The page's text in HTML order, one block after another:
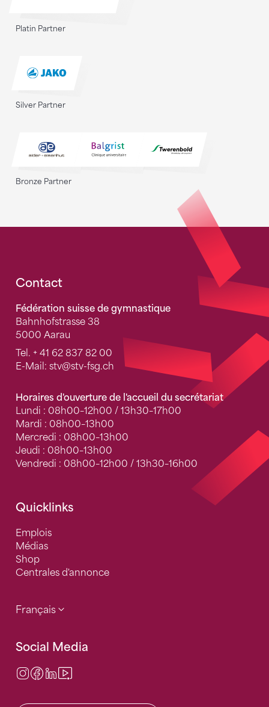
Platin Partner
Silver Partner
Bronze Partner
Fusszeile
Contact
Fédération suisse de gymnastique
Bahnhofstrasse 38
5000 Aarau
Tel. + 41 62 837 82 00
E-Mail: stv@stv-fsg.ch
Horaires d'ouverture de l'accueil du secrétariat
Lundi : 08h00–12h00 / 13h30–17h00
Mardi : 08h00–13h00
Mercredi : 08h00–13h00
Jeudi : 08h00–13h00
Vendredi : 08h00–12h00 / 13h30–16h00
Quicklinks
Emplois
Médias
Shop
Centrales d'annonce
Français
Social Media
Instagram
Facebook
LinkedIn